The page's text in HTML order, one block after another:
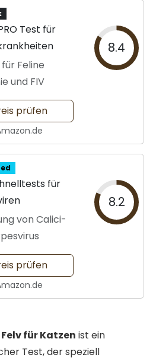
Test für
Feline
und FIV
8.4
prüfen
für
von Calici-
8.2
prüfen
für Katzen ist ein
Test, der speziell